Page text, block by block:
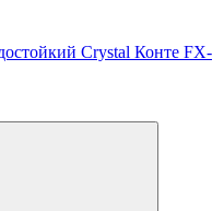
Crystal Конте FX-